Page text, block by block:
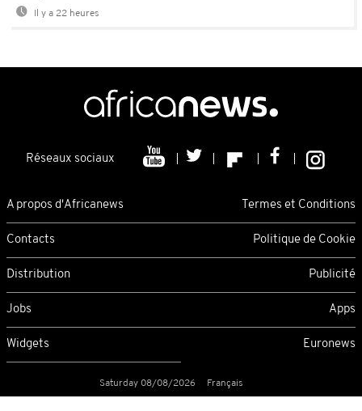
Il y a 22 heures
Réseaux sociaux
A propos d'Africanews Termes et Conditions
Contacts Politique de Cookie
Distribution Publicité
Jobs Apps
Widgets Euronews
Saturday 08/08/2026